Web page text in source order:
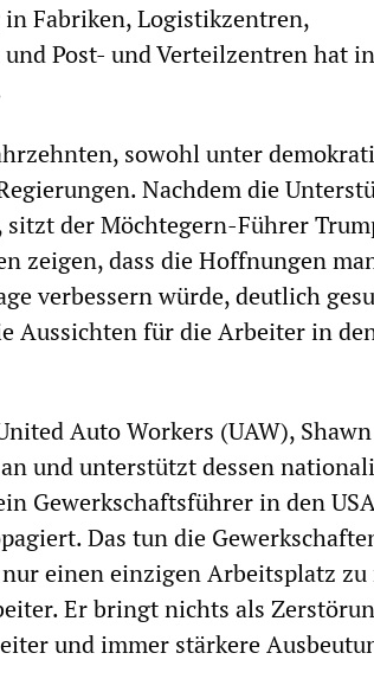
Fabriken, Logistikzentren,
Post- und Verteilzentren hat
sowohl unter
Nachdem die
der Möchtegern-Führer
zeigen, dass die Hoffnungen
verbessern würde, deutlich
Aussichten für die Arbeiter in
Auto Workers (UAW),
und unterstützt dessen
Gewerkschaftsführer in den
Das tun die
einen einzigen Arbeitsplatz
Er bringt nichts als
und immer stärkere